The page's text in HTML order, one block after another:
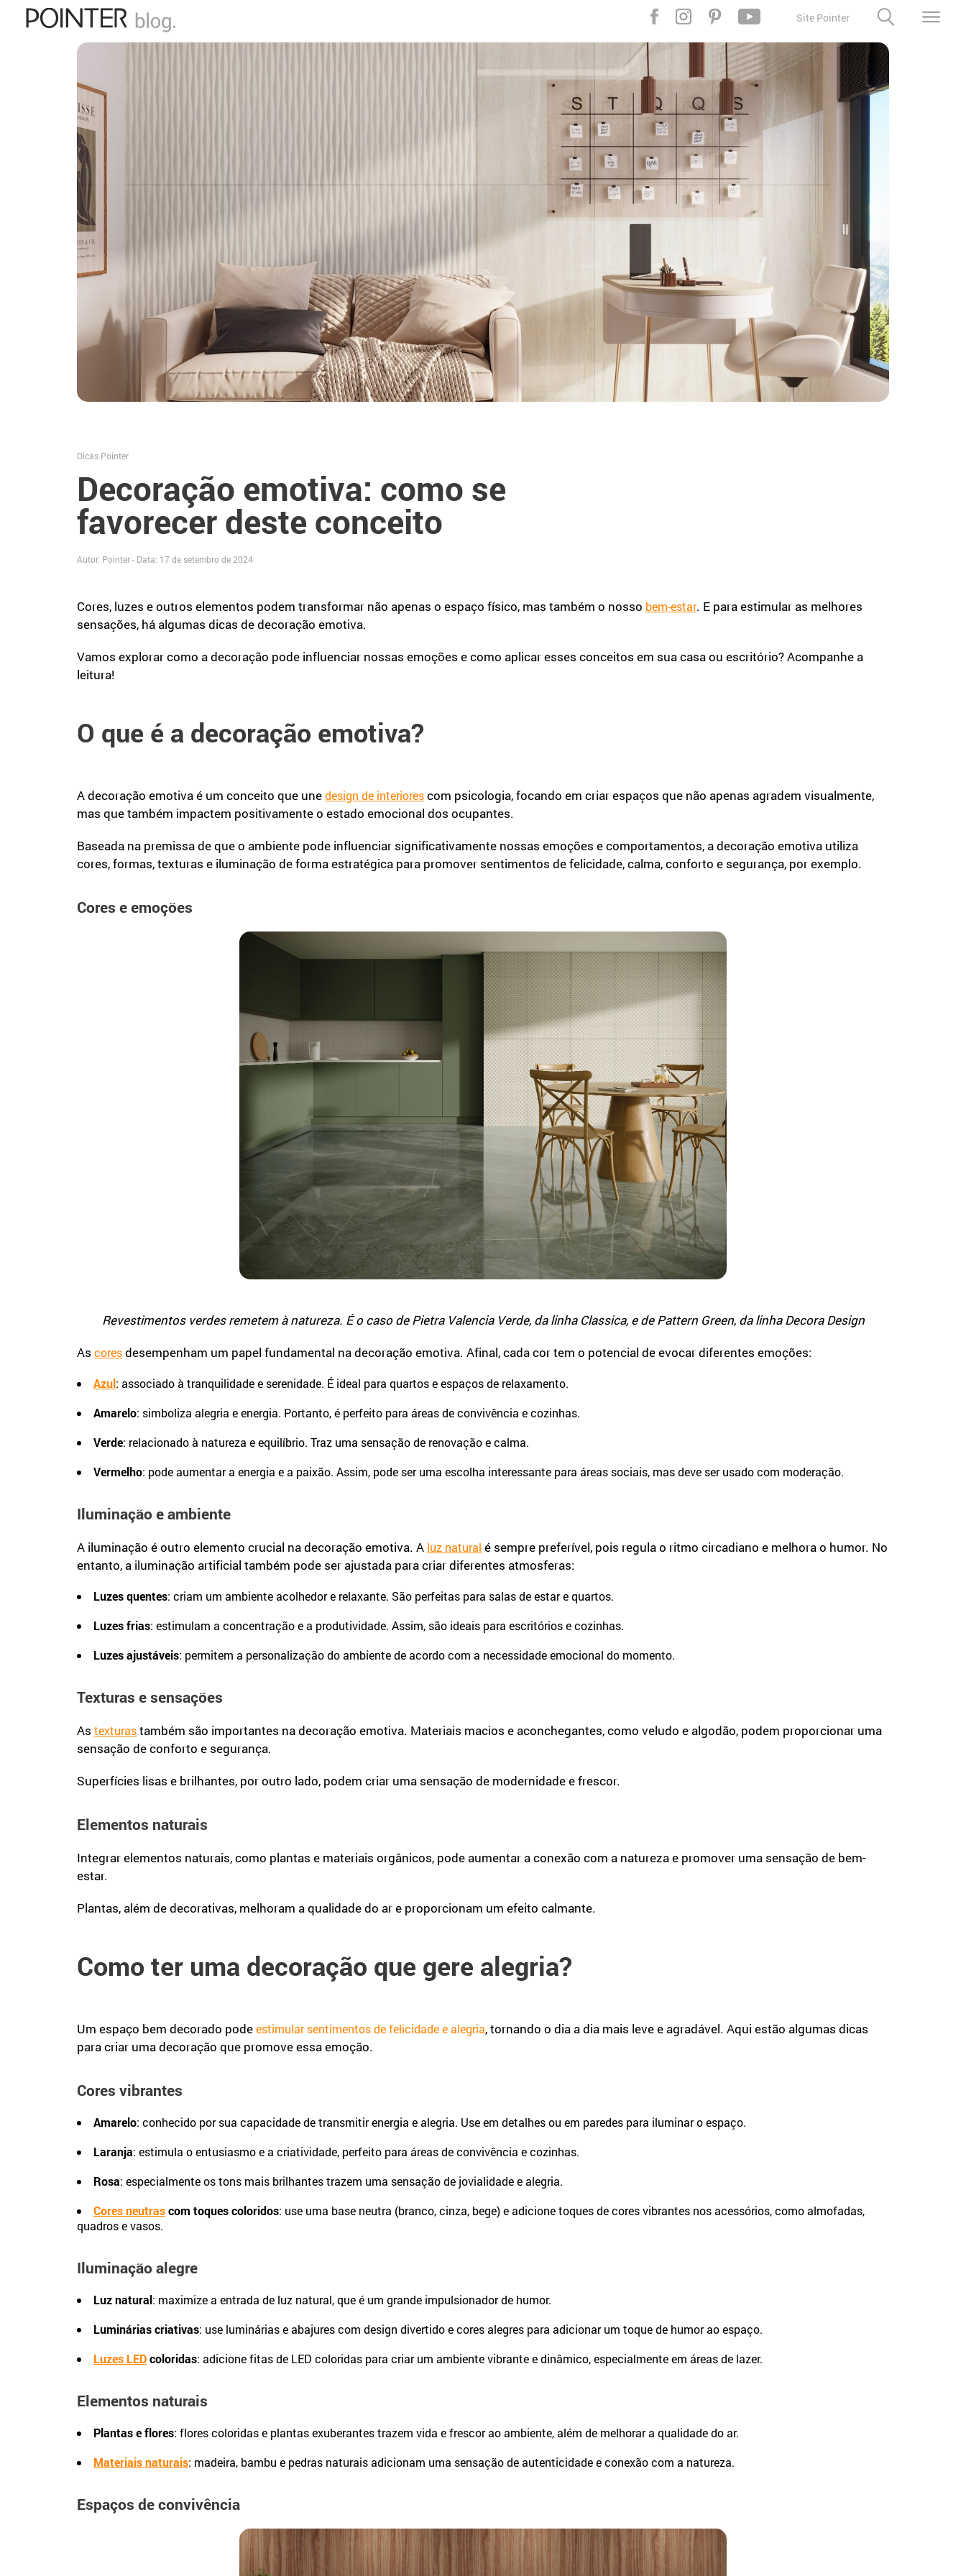
Site Pointer
Decoração emotiva: como se
favorecer deste conceito
Dicas Pointer
Autor: Pointer - Data: 17 de setembro de 2024
Cores, luzes e outros elementos podem transformar não apenas o espaço físico, mas também o nosso bem-estar. E para estimular as melhores
sensações, há algumas dicas de decoração emotiva.
Vamos explorar como a decoração pode influenciar nossas emoções e como aplicar esses conceitos em sua casa ou escritório? Acompanhe a
leitura!
O que é a decoração emotiva?
A decoração emotiva é um conceito que unedesign de interiorescom psicologia, focando em criar espaços que não apenas agradem visualmente,
mas que também impactem positivamente o estado emocional dos ocupantes.
Baseada na premissa de que o ambiente pode influenciar significativamente nossas emoções e comportamentos, a decoração emotiva utiliza
cores, formas, texturas e iluminação de forma estratégica para promover sentimentos de felicidade, calma, conforto e segurança, por exemplo.
Cores e emoções
Revestimentos verdes remetem à natureza. É o caso de Pietra Valencia Verde, da linha Classica, e de Pattern Green, da linha Decora Design
As coresdesempenham um papel fundamental na decoração emotiva. Afinal, cada cor tem o potencial de evocar diferentes emoções:
Azul: associado à tranquilidade e serenidade. É ideal para quartos e espaços de relaxamento.
Amarelo: simboliza alegria e energia. Portanto, é perfeito para áreas de convivência e cozinhas.
Verde: relacionado à natureza e equilíbrio. Traz uma sensação de renovação e calma.
Vermelho: pode aumentar a energia e a paixão. Assim, pode ser uma escolha interessante para áreas sociais, mas deve ser usado com moderação.
Iluminação e ambiente
A iluminação é outro elemento crucial na decoração emotiva. A luz natural é sempre preferível, pois regula o ritmo circadiano e melhora o humor. No
entanto, a iluminação artificial também pode ser ajustada para criar diferentes atmosferas:
Luzes quentes: criam um ambiente acolhedor e relaxante. São perfeitas para salas de estar e quartos.
Luzes frias: estimulam a concentração e a produtividade. Assim, são ideais para escritórios e cozinhas.
Luzes ajustáveis: permitem a personalização do ambiente de acordo com a necessidade emocional do momento.
Texturas e sensações
As texturastambém são importantes na decoração emotiva. Materiais macios e aconchegantes, como veludo e algodão, podem proporcionar uma
sensação de conforto e segurança.
Superfícies lisas e brilhantes, por outro lado, podem criar uma sensação de modernidade e frescor.
Elementos naturais
Integrar elementos naturais, como plantas e materiais orgânicos, pode aumentar a conexão com a natureza e promover uma sensação de bem-
estar.
Plantas, além de decorativas, melhoram a qualidade do ar e proporcionam um efeito calmante.
Como ter uma decoração que gere alegria?
Um espaço bem decorado podeestimular sentimentos de felicidade e alegria, tornando o dia a dia mais leve e agradável. Aqui estão algumas dicas
para criar uma decoração que promove essa emoção.
Cores vibrantes
Amarelo: conhecido por sua capacidade de transmitir energia e alegria. Use em detalhes ou em paredes para iluminar o espaço.
Laranja: estimula o entusiasmo e a criatividade, perfeito para áreas de convivência e cozinhas.
Rosa: especialmente os tons mais brilhantes trazem uma sensação de jovialidade e alegria.
Cores neutrascom toques coloridos: use uma base neutra (branco, cinza, bege) e adicione toques de cores vibrantes nos acessórios, como almofadas,
quadros e vasos.
Iluminação alegre
Luz natural: maximize a entrada de luz natural, que é um grande impulsionador de humor.
Luminárias criativas: use luminárias e abajures com design divertido e cores alegres para adicionar um toque de humor ao espaço.
Luzes LEDcoloridas: adicione fitas de LED coloridas para criar um ambiente vibrante e dinâmico, especialmente em áreas de lazer.
Elementos naturais
Plantas e flores: flores coloridas e plantas exuberantes trazem vida e frescor ao ambiente, além de melhorar a qualidade do ar.
Materiais naturais: madeira, bambu e pedras naturais adicionam uma sensação de autenticidade e conexão com a natureza.
Espaços de convivência